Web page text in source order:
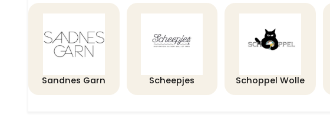
Sandnes Garn Scheepjes Schoppel Wolle